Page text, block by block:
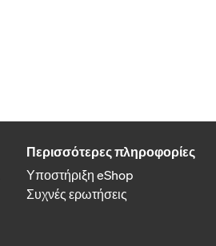
Περισσότερες πληροφορίες
Υποστήριξη eShop
Συχνές ερωτήσεις